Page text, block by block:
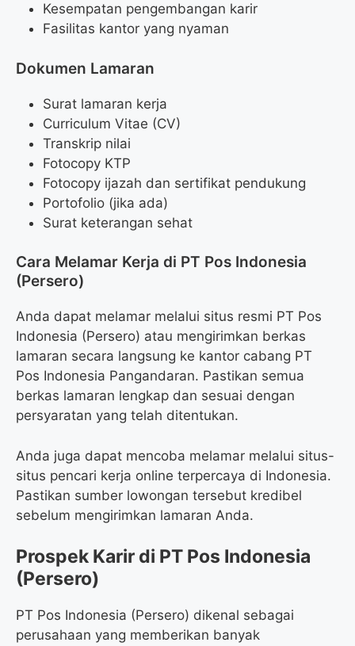
Kesempatan pengembangan karir
Fasilitas kantor yang nyaman
Dokumen Lamaran
Surat lamaran kerja
Curriculum Vitae (CV)
Transkrip nilai
Fotocopy KTP
Fotocopy ijazah dan sertifikat pendukung
Portofolio (jika ada)
Surat keterangan sehat
Cara Melamar Kerja di PT Pos Indonesia
(Persero)
Anda dapat melamar melalui situs resmi PT Pos
Indonesia (Persero) atau mengirimkan berkas
lamaran secara langsung ke kantor cabang PT
Pos Indonesia Pangandaran. Pastikan semua
berkas lamaran lengkap dan sesuai dengan
persyaratan yang telah ditentukan.
Anda juga dapat mencoba melamar melalui situs-
situs pencari kerja online terpercaya di Indonesia.
Pastikan sumber lowongan tersebut kredibel
sebelum mengirimkan lamaran Anda.
Prospek Karir di PT Pos Indonesia
(Persero)
PT Pos Indonesia (Persero) dikenal sebagai
perusahaan yang memberikan banyak